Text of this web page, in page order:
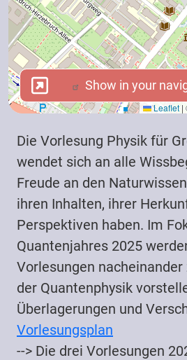
Leaflet |
Show in your
Show in your
Die Vorlesung Physik für
wendet sich an alle
Freude an den
ihren Inhalten, ihrer
Perspektiven haben. Im
Quantenjahres 2025
Vorlesungen
der Quantenphysik
Überlagerungen und
Vorlesungsplan
--> Die drei Vorlesungen